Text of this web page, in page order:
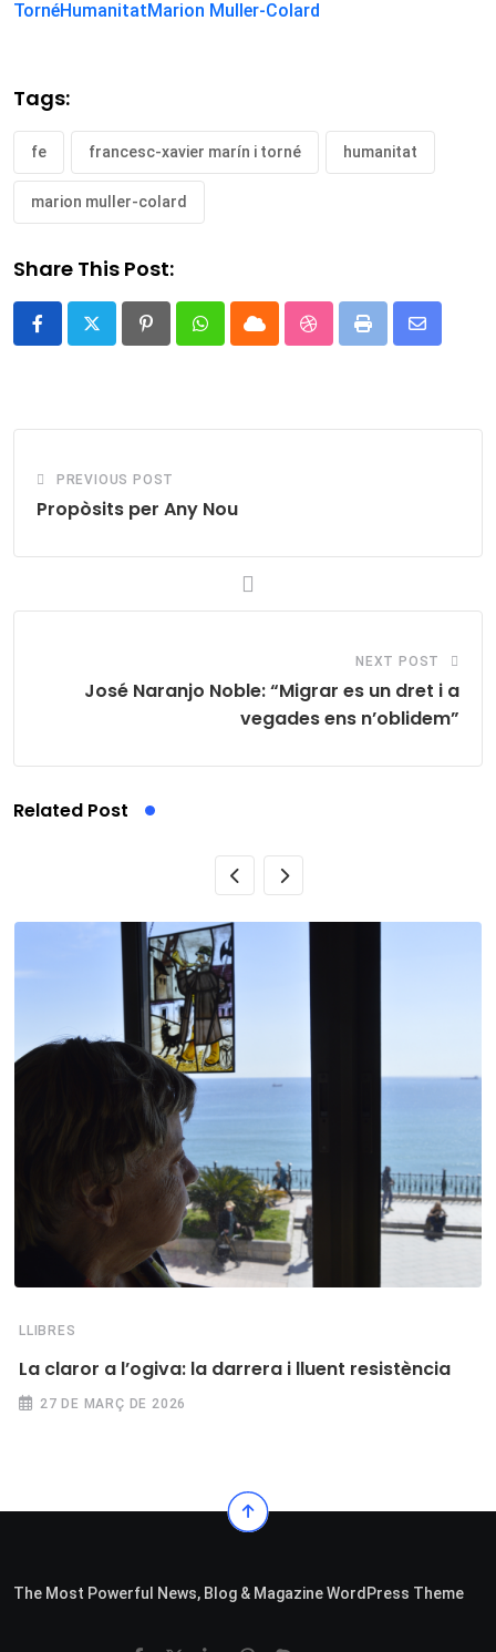
TornéHumanitatMarion Muller-Colard
Tags:
fe francesc-xavier marín i torné humanitat
marion muller-colard
Share This Post:
PinterestWhatsappCloud StumbleUpon
Print
Share
PREVIOUS POST
Propòsits per Any Nou
NEXT POST
José Naranjo Noble: “Migrar es un dret i a
vegades ens n’oblidem”
Related Post
LLIBRES
La claror a l’ogiva: la darrera i lluent resistència
27 DE MARÇ DE 2026
The Most Powerful News, Blog & Magazine WordPress Theme